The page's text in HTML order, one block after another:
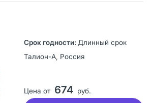
Длинный срок
Талион-А, Россия
Цена от 674 руб.